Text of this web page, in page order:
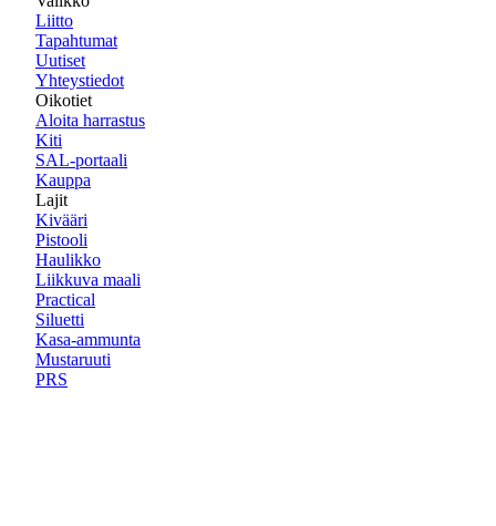
Liitto
Tapahtumat
Uutiset
Yhteystiedot
Oikotiet
Aloita harrastus
Kiti
SAL-portaali
Kauppa
Lajit
Kivääri
Pistooli
Haulikko
Liikkuva maali
Practical
Siluetti
Kasa-ammunta
Mustaruuti
PRS